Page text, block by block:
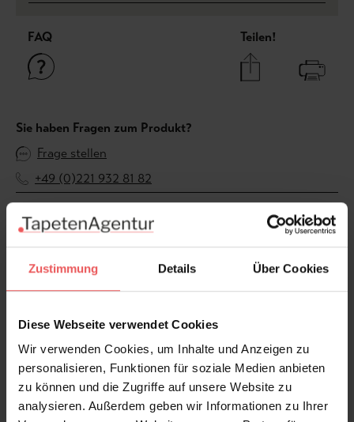
Zustimmung Details Über Cookies
Diese Webseite verwendet Cookies
Wir verwenden Cookies, um Inhalte und Anzeigen zu
personalisieren, Funktionen für soziale Medien anbieten
zu können und die Zugriffe auf unsere Website zu
analysieren. Außerdem geben wir Informationen zu Ihrer
FAQ Teilen!
Sie haben Fragen zum Produkt?
Frage stellen
+49 (0)221 932 81 82
Produktgalerie überspringen
Varianten